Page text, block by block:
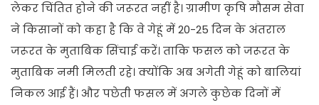
लेकर चिंतित होने की जरूरत नहीं है। ग्रामीण कृषि मौसम सेवा
ने किसानों को कहा है कि वे गेहूं में 20-25 दिन के अंतराल
जरूरत के मुताबिक सिंचाई करें। ताकि फसल को जरूरत के
मुताबिक नमी मिलती रहे। क्योंकि अब अगेती गेहूं को बालियां
निकल आई हैं। और पछेती फसल में अगले कुछेक दिनों में